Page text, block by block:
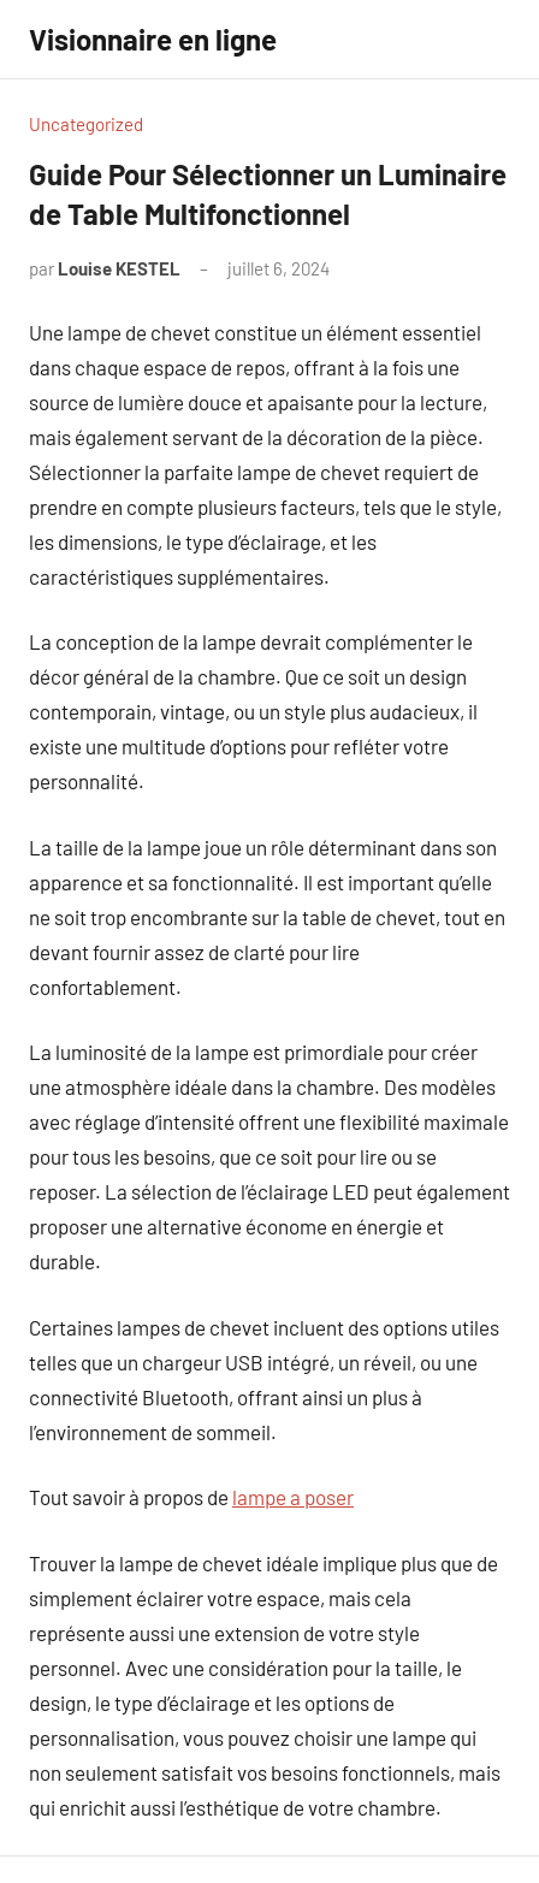
contenu
Visionnaire en ligne
Uncategorized
Guide Pour Sélectionner un Luminaire
de Table Multifonctionnel
par Louise KESTEL juillet 6, 2024
Une lampe de chevet constitue un élément essentiel
dans chaque espace de repos, offrant à la fois une
source de lumière douce et apaisante pour la lecture,
mais également servant de la décoration de la pièce.
Sélectionner la parfaite lampe de chevet requiert de
prendre en compte plusieurs facteurs, tels que le style,
les dimensions, le type d’éclairage, et les
caractéristiques supplémentaires.
La conception de la lampe devrait complémenter le
décor général de la chambre. Que ce soit un design
contemporain, vintage, ou un style plus audacieux, il
existe une multitude d’options pour refléter votre
personnalité.
La taille de la lampe joue un rôle déterminant dans son
apparence et sa fonctionnalité. Il est important qu’elle
ne soit trop encombrante sur la table de chevet, tout en
devant fournir assez de clarté pour lire
confortablement.
La luminosité de la lampe est primordiale pour créer
une atmosphère idéale dans la chambre. Des modèles
avec réglage d’intensité offrent une flexibilité maximale
pour tous les besoins, que ce soit pour lire ou se
reposer. La sélection de l’éclairage LED peut également
proposer une alternative économe en énergie et
durable.
Certaines lampes de chevet incluent des options utiles
telles que un chargeur USB intégré, un réveil, ou une
connectivité Bluetooth, offrant ainsi un plus à
l’environnement de sommeil.
Tout savoir à propos de lampe a poser
Trouver la lampe de chevet idéale implique plus que de
simplement éclairer votre espace, mais cela
représente aussi une extension de votre style
personnel. Avec une considération pour la taille, le
design, le type d’éclairage et les options de
personnalisation, vous pouvez choisir une lampe qui
non seulement satisfait vos besoins fonctionnels, mais
qui enrichit aussi l’esthétique de votre chambre.